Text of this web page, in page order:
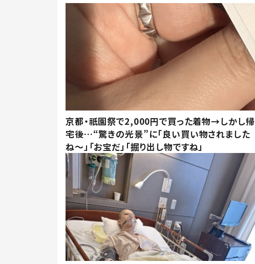
京都・祇園祭で2,000円で買った着物→しかし帰
宅後…“驚きの光景”に「良い買い物されました
ね～」「お宝だ」「掘り出し物ですね」